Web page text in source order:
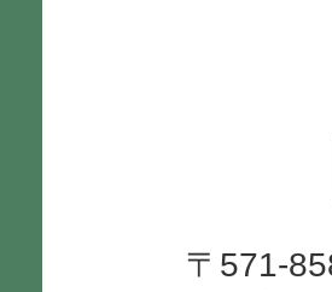
〒571-